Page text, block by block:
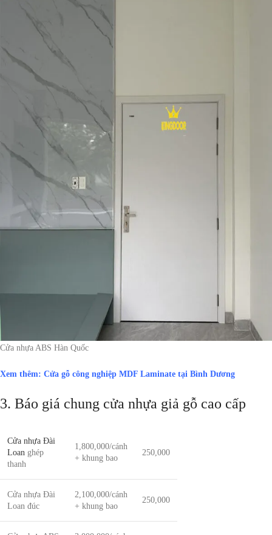
Cửa nhựa ABS Hàn Quốc
Xem thêm: Cửa gỗ công nghiệp MDF Laminate tại Bình Dương
3. Báo giá chung cửa nhựa giả gỗ cao cấp
Cửa nhựa Đài
Loan ghép
thanh
1,800,000/cánh
+ khung bao
250,000
Cửa nhựa Đài
Loan đúc
2,100,000/cánh
+ khung bao
250,000